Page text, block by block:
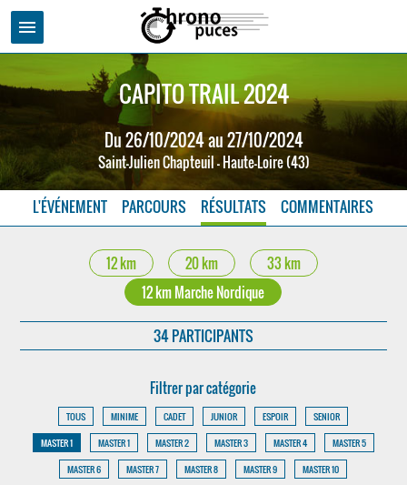
menu
CAPITO TRAIL 2024
Du 26/10/2024 au 27/10/2024
Saint-Julien Chapteuil - Haute-Loire (43)
L'ÉVÉNEMENT PARCOURS RÉSULTATS COMMENTAIRES
12 km 20 km
33 km
12 km Marche Nordique
34 PARTICIPANTS
Filtrer par catégorie
TOUS MINIME CADET JUNIOR ESPOIR
SENIOR
MASTER 1
MASTER 1 MASTER 2 MASTER 3 MASTER 4
MASTER 5
MASTER 6
MASTER 7 MASTER 8 MASTER 9 MASTER 10